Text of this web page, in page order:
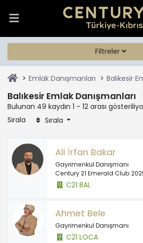
Filtreler
Emlak Danışmanları Balıkesir
Balıkesir Emlak Danışmanları
Bulunan 49 kaydın 1 - 12 arası
Sırala
Sırala
Ali İrfan Bakar
Gayrimenkul Danışmanı
Century 21 Emerald Club
C21 BAL
Ahmet Bele
Gayrimenkul Danışmanı
C21 LOCA